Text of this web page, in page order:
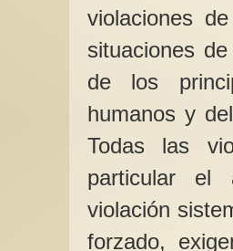
violaciones
situaciones
de los
humanos y
Todas las
particular el
violación
forzado,